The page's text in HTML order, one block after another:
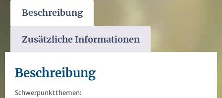
Beschreibung
Zusätzliche Informationen
Beschreibung
Schwerpunktthemen: